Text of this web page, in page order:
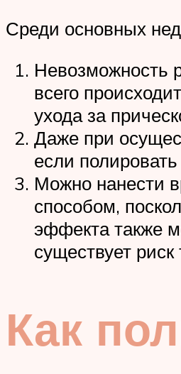
Среди основных
Невозможность
всего
ухода за
Даже при
если
Можно нанести
способом,
эффекта также
существует
Как